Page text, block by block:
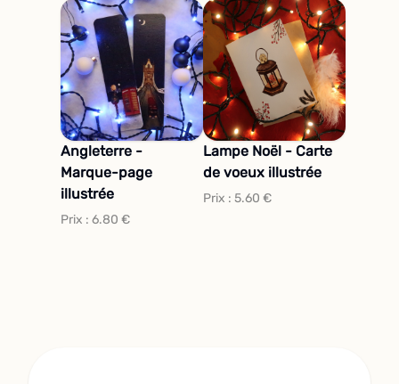
Angleterre -
Marque-page
illustrée
Prix : 6.80 €
Lampe Noël - Carte
de voeux illustrée
Prix : 5.60 €